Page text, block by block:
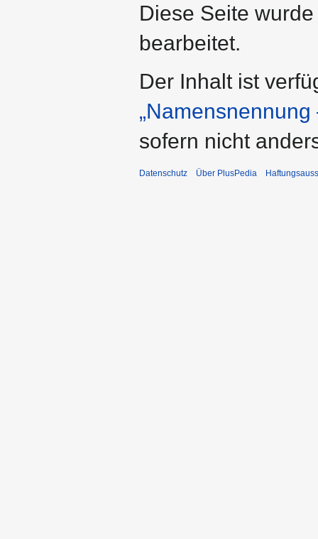
Diese Seite
bearbeitet.
Der Inhalt ist
sofern nicht
Datenschutz Über PlusPedia